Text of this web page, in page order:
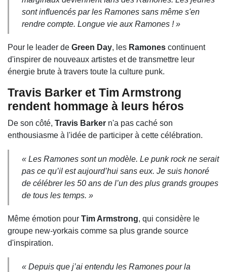
sont influencés par les Ramones sans même s'en
rendre compte. Longue vie aux Ramones ! »
Pour le leader de Green Day, les Ramones continuent
d'inspirer de nouveaux artistes et de transmettre leur
énergie brute à travers toute la culture punk.
Travis Barker et Tim Armstrong
rendent hommage à leurs héros
De son côté, Travis Barker n'a pas caché son
enthousiasme à l'idée de participer à cette célébration.
« Les Ramones sont un modèle. Le punk rock ne serait
pas ce qu’il est aujourd’hui sans eux. Je suis honoré
de célébrer les 50 ans de l’un des plus grands groupes
de tous les temps. »
Même émotion pour Tim Armstrong, qui considère le
groupe new-yorkais comme sa plus grande source
d'inspiration.
« Depuis que j’ai entendu les Ramones pour la